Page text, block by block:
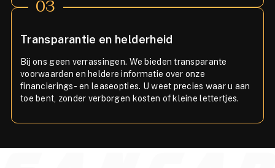
03
Transparantie en helderheid
Bij ons geen verrassingen. We bieden transparante
voorwaarden en heldere informatie over onze
financierings- en leaseopties. U weet precies waar u aan
toe bent, zonder verborgen kosten of kleine lettertjes.